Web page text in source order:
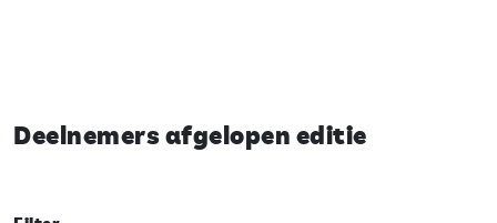
Deelnemers afgelopen editie